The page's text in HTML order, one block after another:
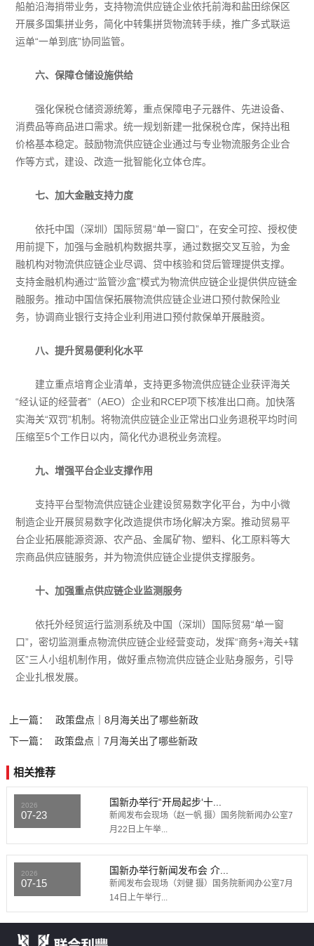
船舶沿海捎带业务，支持物流供应链企业依托前海和盐田综保区
开展多国集拼业务，简化中转集拼货物流转手续，推广多式联运
运单“一单到底”协同监管。
六、保障仓储设施供给
强化保税仓储资源统筹，重点保障电子元器件、先进设备、
消费品等商品进口需求。统一规划新建一批保税仓库，保持出租
价格基本稳定。鼓励物流供应链企业通过与专业物流服务企业合
作等方式，建设、改造一批智能化立体仓库。
七、加大金融支持力度
依托中国（深圳）国际贸易“单一窗口”，在安全可控、授权使
用前提下，加强与金融机构数据共享，通过数据交叉互验，为金
融机构对物流供应链企业尽调、贷中核验和贷后管理提供支撑。
支持金融机构通过“监管沙盒”模式为物流供应链企业提供供应链金
融服务。推动中国信保拓展物流供应链企业进口预付款保险业
务，协调商业银行支持企业利用进口预付款保单开展融资。
八、提升贸易便利化水平
建立重点培育企业清单，支持更多物流供应链企业获评海关
“经认证的经营者”（AEO）企业和RCEP项下核准出口商。加快落
实海关“双罚”机制。将物流供应链企业正常出口业务退税平均时间
压缩至5个工作日以内，简化代办退税业务流程。
九、增强平台企业支撑作用
支持平台型物流供应链企业建设贸易数字化平台，为中小微
制造企业开展贸易数字化改造提供市场化解决方案。推动贸易平
台企业拓展能源资源、农产品、金属矿物、塑料、化工原料等大
宗商品供应链服务，并为物流供应链企业提供支撑服务。
十、加强重点供应链企业监测服务
依托外经贸运行监测系统及中国（深圳）国际贸易“单一窗
口”，密切监测重点物流供应链企业经营变动，发挥“商务+海关+辖
区”三人小组机制作用，做好重点物流供应链企业贴身服务，引导
企业扎根发展。
上一篇：
政策盘点｜8月海关出了哪些新政
下一篇：
政策盘点｜7月海关出了哪些新政
相关推荐
2026
07-23
国新办举行“开局起步‘十...
新闻发布会现场（赵一帆 摄）国务院新闻办公室7
月22日上午举...
2026
07-15
国新办举行新闻发布会 介...
新闻发布会现场（刘健 摄）国务院新闻办公室7月
14日上午举行...